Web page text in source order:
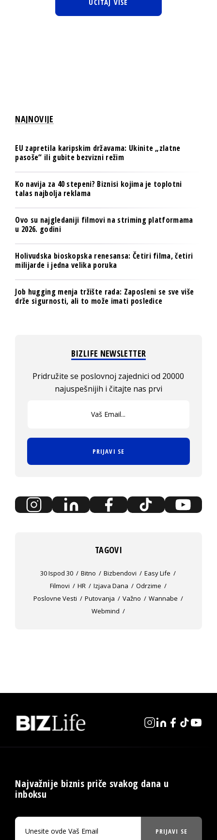
NAJNOVIJE
EU zapretila karipskim državama: Ukinite „zlatne
pasoše“ ili gubite bezvizni režim
Ko navija za 40 stepeni? Biznisi kojima je toplotni
talas najbolja reklama
Ovo su najgledaniji filmovi na striming platformama
u 2026. godini
Holivudska bioskopska renesansa: Četiri filma, četiri
milijarde i jedna velika poruka
Job hugging menja tržište rada: Zaposleni se sve više
drže sigurnosti, ali to može imati posledice
BIZLIFE NEWSLETTER
Pridružite se poslovnoj zajednici od 20000
najuspešnijih i čitajte nas prvi
PRIJAVI SE
TAGOVI
30 Ispod 30 Bitno Bizbendovi
Easy Life
Filmovi
HR Izjava Dana
Odrzime
Poslovne Vesti
Putovanja Važno
Wannabe
Webmind
Najvažnije biznis priče svakog dana u
inboksu
PRIJAVI SE